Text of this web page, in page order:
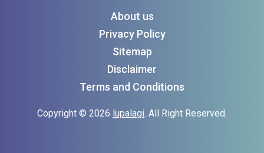
About us
Privacy Policy
Sitemap
Disclaimer
Terms and Conditions
Copyright © 2026 lupalagi. All Right Reserved.